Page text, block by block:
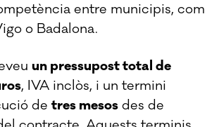
entre municipis, com
o Badalona.
un pressupost total de
, IVA inclòs, i un termini
detres mesos des de